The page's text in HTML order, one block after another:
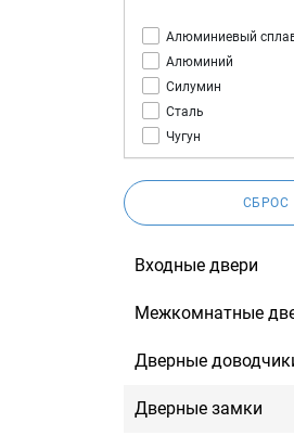
Алюминиевый
Алюминий
Силумин
Сталь
Чугун
СБРОС
Входные двери
Межкомнатные
Дверные
Дверные замки